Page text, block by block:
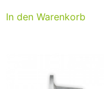
In den Warenkorb